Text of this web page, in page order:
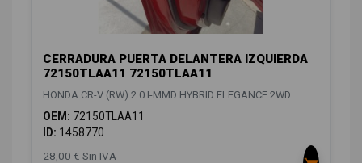
CERRADURA PUERTA DELANTERA IZQUIERDA
72150TLAA11 72150TLAA11
HONDA CR-V (RW) 2.0 I-MMD HYBRID ELEGANCE 2WD
OEM: 72150TLAA11
ID: 1458770
28,00 € Sin IVA